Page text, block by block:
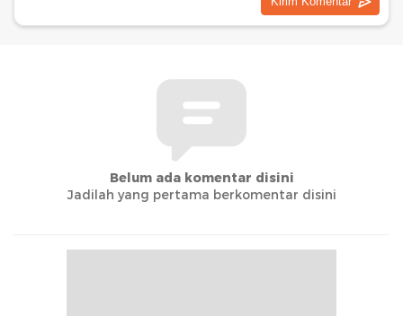
Belum ada komentar disini
Jadilah yang pertama berkomentar disini